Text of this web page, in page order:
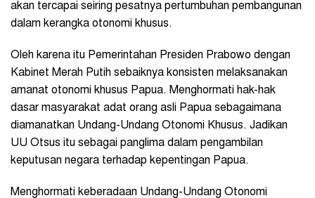
akan tercapai seiring pesatnya pertumbuhan pembangunan
dalam kerangka otonomi khusus.
Oleh karena itu Pemerintahan Presiden Prabowo dengan
Kabinet Merah Putih sebaiknya konsisten melaksanakan
amanat otonomi khusus Papua. Menghormati hak-hak
dasar masyarakat adat orang asli Papua sebagaimana
diamanatkan Undang-Undang Otonomi Khusus. Jadikan
UU Otsus itu sebagai panglima dalam pengambilan
keputusan negara terhadap kepentingan Papua.
Menghormati keberadaan Undang-Undang Otonomi